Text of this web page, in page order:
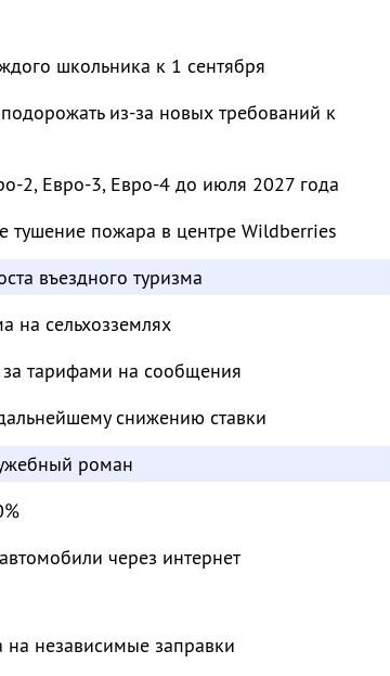
школьника к 1 сентября
из-за новых требований к
2, Евро-3, Евро-4 до июля 2027 года
тушение пожара в центре Wildberries
въездного туризма
на сельхозземлях
за тарифами на сообщения
снижению ставки
роман
через интернет
на независимые заправки